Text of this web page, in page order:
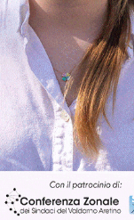
Articolo precedente
L’estate in Valdarno. Gli
fine settimana
Ultime Notizie